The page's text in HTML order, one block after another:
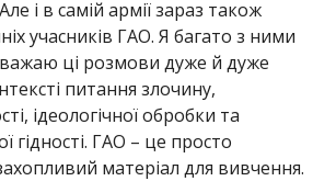
і в самій армії зараз також
учасників ГАО. Я багато з ними
ці розмови дуже й дуже
питання злочину,
ідеологічної обробки та
гідності. ГАО – це просто
матеріал для вивчення.